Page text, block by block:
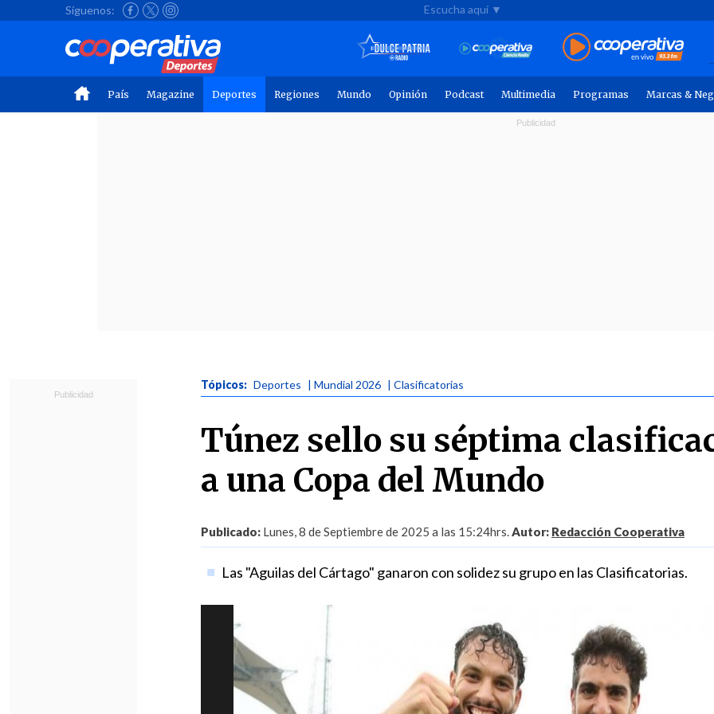
Síguenos: Escucha aquí ▼
País Magazine Deportes Regiones Mundo Opinión Podcast Multimedia Programas Marcas &
Tópicos: Deportes | Mundial 2026 | Clasificatorias
Túnez sello su séptima
a una Copa del Mundo
Publicado: Lunes, 8 de Septiembre de 2025 a las 15:24hrs.Autor: Redacción Cooperativa
Las "Aguilas del Cártago" ganaron con solidez su grupo en las Clasificatorias.